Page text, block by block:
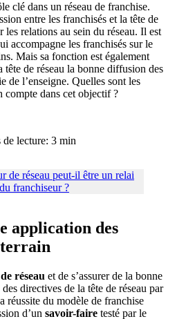
clé dans un réseau de franchise.
entre les franchisés et la tête de
les relations au sein du réseau. Il est
accompagne les franchisés sur le
Mais sa fonction est également
tête de réseau la bonne diffusion des
de l’enseigne. Quelles sont les
compte dans cet objectif ?
de lecture: 3 min
application des
réseau et de s’assurer de la bonne
directives de la tête de réseau par
réussite du modèle de franchise
d’un savoir-faire testé par le